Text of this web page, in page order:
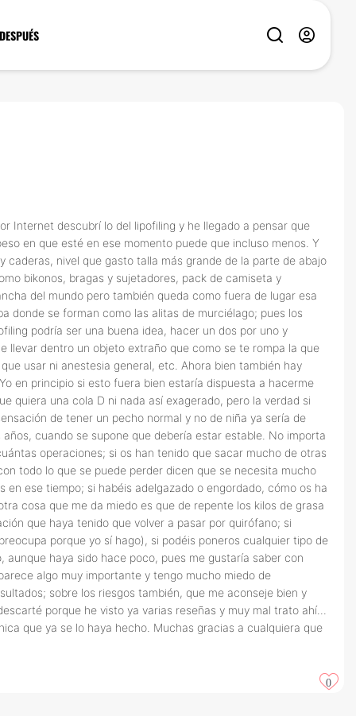
Internet descubrí lo del lipofiling y he llegado a pensar que
en que esté en ese momento puede que incluso menos. Y
nivel que gasto talla más grande de la parte de abajo
bikonos, bragas y sujetadores, pack de camiseta y
del mundo pero también queda como fuera de lugar esa
donde se forman como las alitas de murciélago; pues los
podría ser una buena idea, hacer un dos por uno y
llevar dentro un objeto extraño que como se te rompa la que
usar ni anestesia general, etc. Ahora bien también hay
en principio si esto fuera bien estaría dispuesta a hacerme
quiera una cola D ni nada así exagerado, pero la verdad si
de tener un pecho normal y no de niña ya sería de
cuando se supone que debería estar estable. No importa
operaciones; si os han tenido que sacar mucho de otras
todo lo que se puede perder dicen que se necesita mucho
ese tiempo; si habéis adelgazado o engordado, cómo os ha
cosa que me da miedo es que de repente los kilos de grasa
que haya tenido que volver a pasar por quirófano; si
porque yo sí hago), si podéis poneros cualquier tipo de
haya sido hace poco, pues me gustaría saber con
algo muy importante y tengo mucho miedo de
sobre los riesgos también, que me aconseje bien y
porque he visto ya varias reseñas y muy mal trato ahí...
que ya se lo haya hecho. Muchas gracias a cualquiera que
0